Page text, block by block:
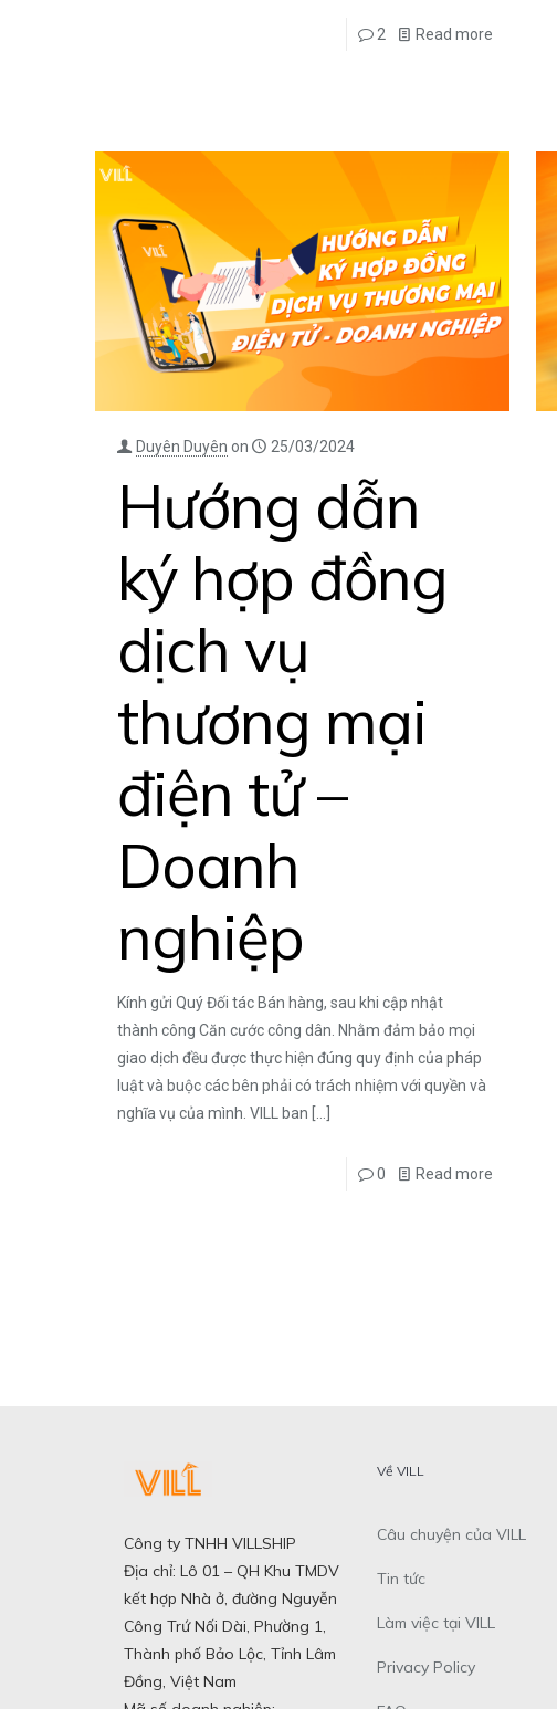
2 Read more
Duyên Duyên on 25/03/2024
Hướng dẫn
ký hợp đồng
dịch vụ
thương mại
điện tử –
Doanh
nghiệp
Kính gửi Quý Đối tác Bán hàng, sau khi cập nhật
thành công Căn cước công dân. Nhằm đảm bảo mọi
giao dịch đều được thực hiện đúng quy định của pháp
luật và buộc các bên phải có trách nhiệm với quyền và
nghĩa vụ của mình. VILL ban
0 Read more
Công ty TNHH VILLSHIP
Địa chỉ: Lô 01 – QH Khu TMDV
kết hợp Nhà ở, đường Nguyễn
Công Trứ Nối Dài, Phường 1,
Thành phố Bảo Lộc, Tỉnh Lâm
Đồng, Việt Nam
Về VILL
Câu chuyện của VILL
Tin tức
Làm việc tại VILL
Privacy Policy